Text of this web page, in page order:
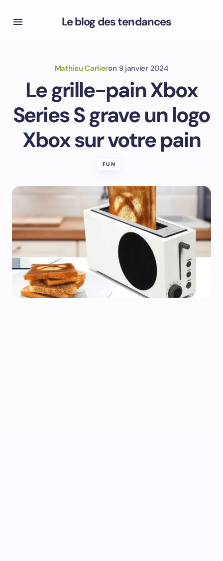
Le blog des tendances
Mathieu Carlieron 9 janvier 2024
Le grille-pain Xbox
Series S grave un logo
Xbox sur votre pain
FUN